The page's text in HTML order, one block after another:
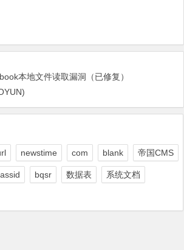
本地文件读取漏洞（已修复）
newstime com blank 帝国CMS
bqsr 数据表 系统文档